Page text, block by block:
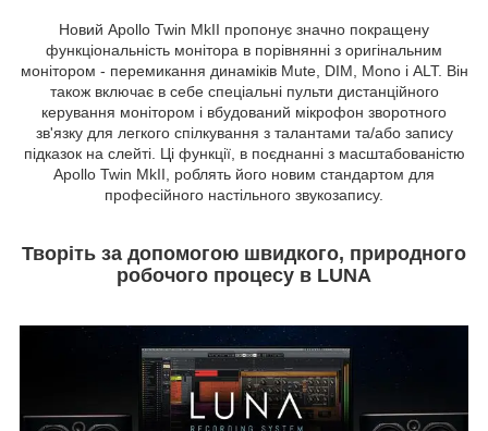
Новий Apollo Twin MkII пропонує значно покращену
функціональність монітора в порівнянні з оригінальним
монітором - перемикання динаміків Mute, DIM, Mono і ALT. Він
також включає в себе спеціальні пульти дистанційного
керування монітором і вбудований мікрофон зворотного
зв'язку для легкого спілкування з талантами та/або запису
підказок на слейті. Ці функції, в поєднанні з масштабованістю
Apollo Twin MkII, роблять його новим стандартом для
професійного настільного звукозапису.
Творіть за допомогою швидкого, природного
робочого процесу в LUNA